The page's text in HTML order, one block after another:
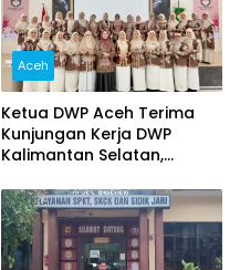
Aceh
Ketua DWP Aceh Terima
Kunjungan Kerja DWP
Kalimantan Selatan,
Kolaborasi